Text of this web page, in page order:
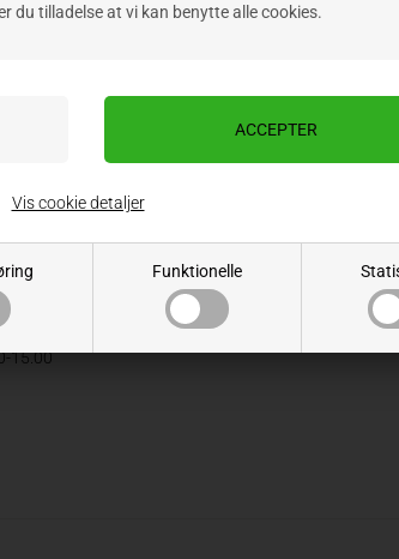
du tilladelse at vi kan benytte alle cookies.
Funktionelle
Vis cookie detaljer
Niemeyer rotorharvedele
hos Impartex.dk.
til netop den.
15.00